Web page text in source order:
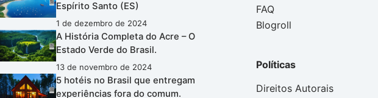
Espírito Santo (ES)
1 de dezembro de 2024
A História Completa do Acre – O
Estado Verde do Brasil.
13 de novembro de 2024
5 hotéis no Brasil que entregam
experiências fora do comum.
FAQ
Blogroll
Políticas
Direitos Autorais